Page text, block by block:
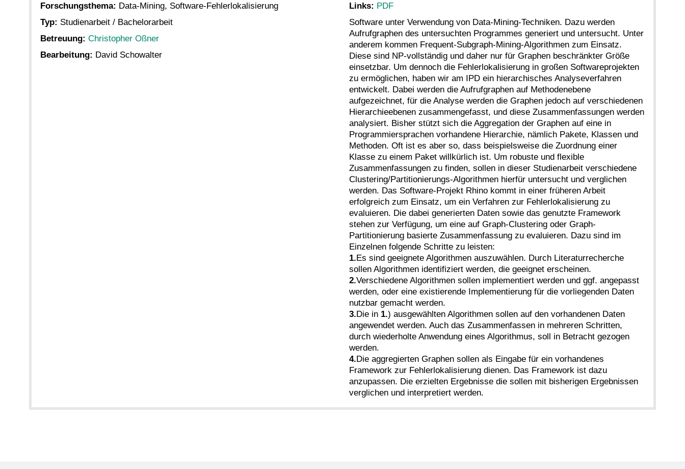
Forschungsthema: Data-Mining, Software-Fehlerlokalisierung
Typ: Studienarbeit / Bachelorarbeit
Betreuung: Christopher Oßner
Bearbeitung: David Schowalter
Links: PDF
Software unter Verwendung von Data-Mining-Techniken. Dazu werden
Aufrufgraphen des untersuchten Programmes generiert und untersucht. Unter
anderem kommen Frequent-Subgraph-Mining-Algorithmen zum Einsatz.
Diese sind NP-vollständig und daher nur für Graphen beschränkter Größe
einsetzbar. Um dennoch die Fehlerlokalisierung in großen Softwareprojekten
zu ermöglichen, haben wir am IPD ein hierarchisches Analyseverfahren
entwickelt. Dabei werden die Aufrufgraphen auf Methodenebene
aufgezeichnet, für die Analyse werden die Graphen jedoch auf verschiedenen
Hierarchieebenen zusammengefasst, und diese Zusammenfassungen werden
analysiert. Bisher stützt sich die Aggregation der Graphen auf eine in
Programmiersprachen vorhandene Hierarchie, nämlich Pakete, Klassen und
Methoden. Oft ist es aber so, dass beispielsweise die Zuordnung einer
Klasse zu einem Paket willkürlich ist. Um robuste und flexible
Zusammenfassungen zu finden, sollen in dieser Studienarbeit verschiedene
Clustering/Partitionierungs-Algorithmen hierfür untersucht und verglichen
werden. Das Software-Projekt Rhino kommt in einer früheren Arbeit
erfolgreich zum Einsatz, um ein Verfahren zur Fehlerlokalisierung zu
evaluieren. Die dabei generierten Daten sowie das genutzte Framework
stehen zur Verfügung, um eine auf Graph-Clustering oder Graph-
Partitionierung basierte Zusammenfassung zu evaluieren. Dazu sind im
Einzelnen folgende Schritte zu leisten:
1.Es sind geeignete Algorithmen auszuwählen. Durch Literaturrecherche
sollen Algorithmen identifiziert werden, die geeignet erscheinen.
2.Verschiedene Algorithmen sollen implementiert werden und ggf. angepasst
werden, oder eine existierende Implementierung für die vorliegenden Daten
nutzbar gemacht werden.
3.Die in 1.) ausgewählten Algorithmen sollen auf den vorhandenen Daten
angewendet werden. Auch das Zusammenfassen in mehreren Schritten,
durch wiederholte Anwendung eines Algorithmus, soll in Betracht gezogen
werden.
4.Die aggregierten Graphen sollen als Eingabe für ein vorhandenes
Framework zur Fehlerlokalisierung dienen. Das Framework ist dazu
anzupassen. Die erzielten Ergebnisse die sollen mit bisherigen Ergebnissen
verglichen und interpretiert werden.